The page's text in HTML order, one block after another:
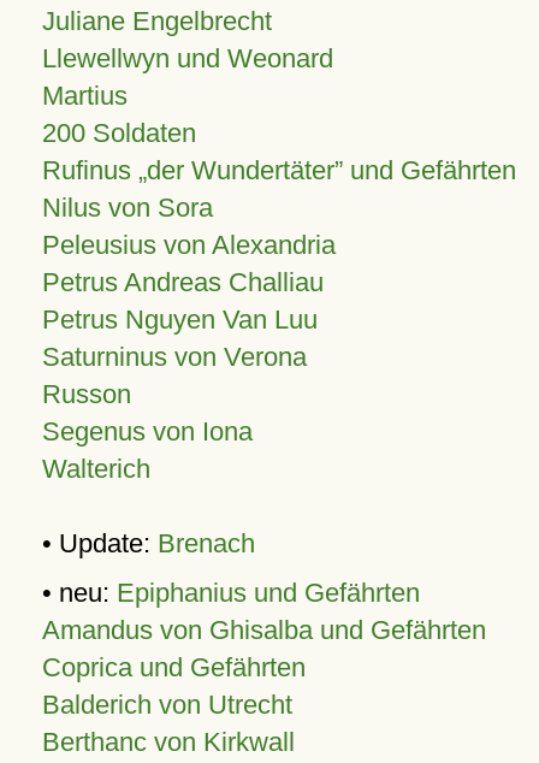
Juliane Engelbrecht
Llewellwyn und Weonard
Martius
200 Soldaten
Rufinus „der Wundertäter” und Gefährten
Nilus von Sora
Peleusius von Alexandria
Petrus Andreas Challiau
Petrus Nguyen Van Luu
Saturninus von Verona
Russon
Segenus von Iona
Walterich
• Update: Brenach
• neu: Epiphanius und Gefährten
Amandus von Ghisalba und Gefährten
Coprica und Gefährten
Balderich von Utrecht
Berthanc von Kirkwall